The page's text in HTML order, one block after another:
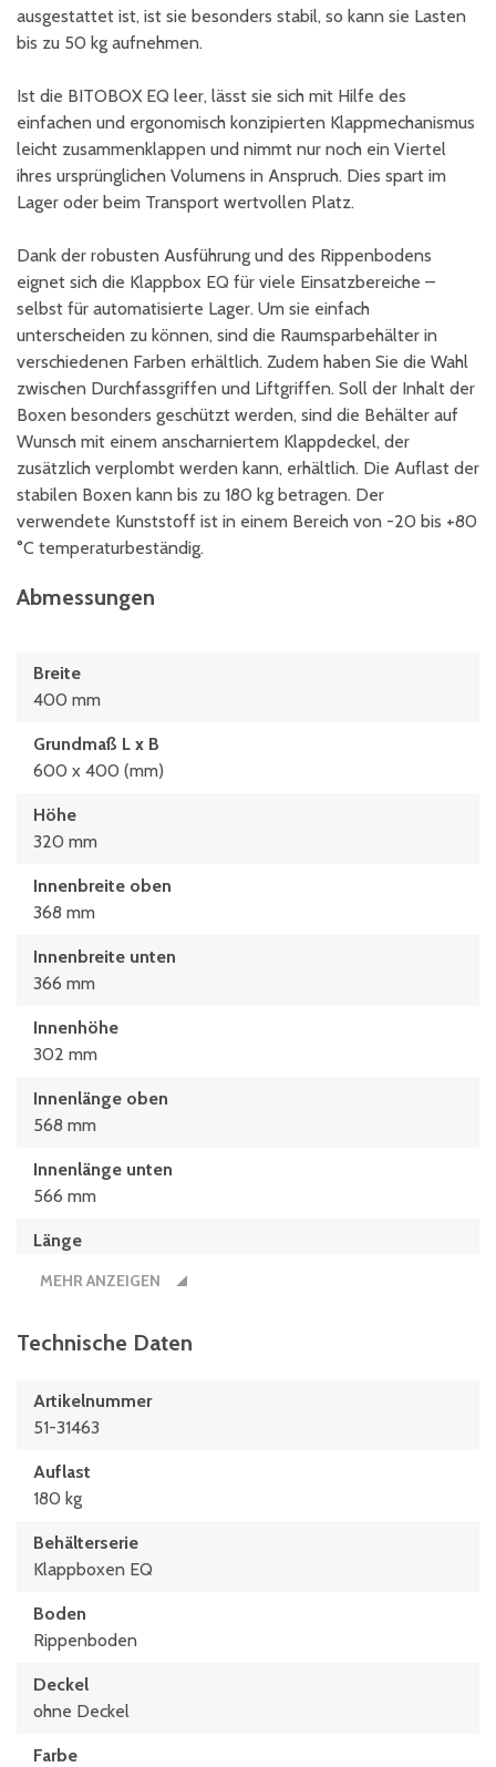
ausgestattet ist, ist sie besonders stabil, so kann sie Lasten
bis zu 50 kg aufnehmen.
Ist die BITOBOX EQ leer, lässt sie sich mit Hilfe des
einfachen und ergonomisch konzipierten Klappmechanismus
leicht zusammenklappen und nimmt nur noch ein Viertel
ihres ursprünglichen Volumens in Anspruch. Dies spart im
Lager oder beim Transport wertvollen Platz.
Dank der robusten Ausführung und des Rippenbodens
eignet sich die Klappbox EQ für viele Einsatzbereiche –
selbst für automatisierte Lager. Um sie einfach
unterscheiden zu können, sind die Raumsparbehälter in
verschiedenen Farben erhältlich. Zudem haben Sie die Wahl
zwischen Durchfassgriffen und Liftgriffen. Soll der Inhalt der
Boxen besonders geschützt werden, sind die Behälter auf
Wunsch mit einem anscharniertem Klappdeckel, der
zusätzlich verplombt werden kann, erhältlich. Die Auflast der
stabilen Boxen kann bis zu 180 kg betragen. Der
verwendete Kunststoff ist in einem Bereich von -20 bis +80
°C temperaturbeständig.
Abmessungen
Breite
400 mm
Grundmaß L x B
600 x 400 (mm)
Höhe
320 mm
Innenbreite oben
368 mm
Innenbreite unten
366 mm
Innenhöhe
302 mm
Innenlänge oben
568 mm
Innenlänge unten
566 mm
Länge
MEHR ANZEIGEN
Technische Daten
Artikelnummer
51-31463
Auflast
180 kg
Behälterserie
Klappboxen EQ
Boden
Rippenboden
Deckel
ohne Deckel
Farbe